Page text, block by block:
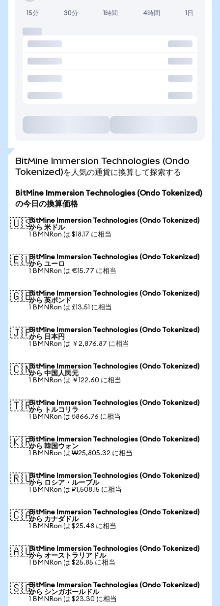
15分 30分 1時間 4時間 1日
BitMine Immersion Technologies (Ondo
Tokenized)を人気の通貨に換算して探索する
BitMine Immersion Technologies (Ondo Tokenized)
の今日の換算価格
🇺🇸BitMine Immersion Technologies (Ondo Tokenized)
から 米ドル
1 BMNRon は $18.17 に相当
🇪🇺BitMine Immersion Technologies (Ondo Tokenized)
から ユーロ
1 BMNRon は €15.77 に相当
🇬🇧BitMine Immersion Technologies (Ondo Tokenized)
から 英ポンド
1 BMNRon は £13.51 に相当
🇯🇵BitMine Immersion Technologies (Ondo Tokenized)
から 日本円
1 BMNRon は ￥2,876.87 に相当
🇨🇳BitMine Immersion Technologies (Ondo Tokenized)
から 中国人民元
1 BMNRon は ￥122.60 に相当
🇹🇷BitMine Immersion Technologies (Ondo Tokenized)
から トルコリラ
1 BMNRon は ₺866.76 に相当
🇰🇷BitMine Immersion Technologies (Ondo Tokenized)
から 韓国ウォン
1 BMNRon は ₩25,805.32 に相当
🇷🇺BitMine Immersion Technologies (Ondo Tokenized)
から ロシア・ルーブル
1 BMNRon は ₽1,508.15 に相当
🇨🇦BitMine Immersion Technologies (Ondo Tokenized)
から カナダドル
1 BMNRon は $25.48 に相当
🇦🇺BitMine Immersion Technologies (Ondo Tokenized)
から オーストラリアドル
1 BMNRon は $25.85 に相当
🇸🇬BitMine Immersion Technologies (Ondo Tokenized)
から シンガポールドル
1 BMNRon は $23.30 に相当